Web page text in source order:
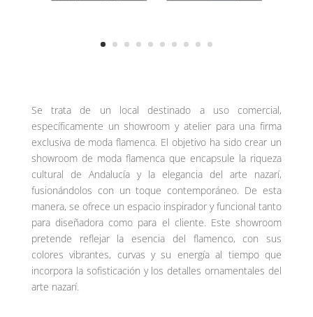
Se trata de un local destinado a uso comercial,
específicamente un showroom y atelier para una firma
exclusiva de moda flamenca. El objetivo ha sido crear un
showroom de moda flamenca que encapsule la riqueza
cultural de Andalucía y la elegancia del arte nazarí,
fusionándolos con un toque contemporáneo. De esta
manera, se ofrece un espacio inspirador y funcional tanto
para diseñadora como para el cliente. Este showroom
pretende reflejar la esencia del flamenco, con sus
colores vibrantes, curvas y su energía al tiempo que
incorpora la sofisticación y los detalles ornamentales del
arte nazarí.